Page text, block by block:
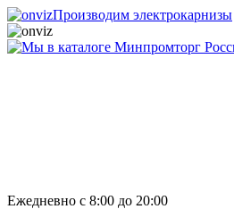
Производим электрокарнизы
Ежедневно с 8:00 до 20:00